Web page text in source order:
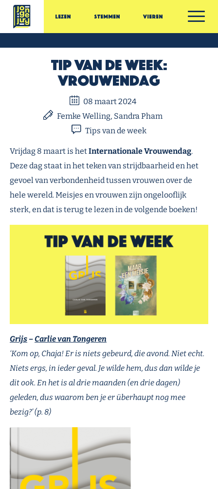
Ga door naar inhoud
Jonge Jury
Lezen Stemmen Vieren
Tip van de week:
Vrouwendag
08 maart 2024
Femke Welling, Sandra Pham
Tips van de week
Vrijdag 8 maart is hetInternationale Vrouwendag.
Deze dag staat in het teken van strijdbaarheid en het
gevoel van verbondenheid tussen vrouwen over de
hele wereld. Meisjes en vrouwen zijn ongelooflijk
sterk, en dat is terug te lezen in de volgende boeken!
Grijs –Carlie van Tongeren
‘Kom op, Chaja! Er is niets gebeurd, die avond. Niet echt.
Niets ergs, in ieder geval. Je wilde hem, dus dan wilde je
dit ook. En het is al drie maanden (en drie dagen)
geleden, dus waarom ben je er überhaupt nog mee
bezig?’ (p. 8)